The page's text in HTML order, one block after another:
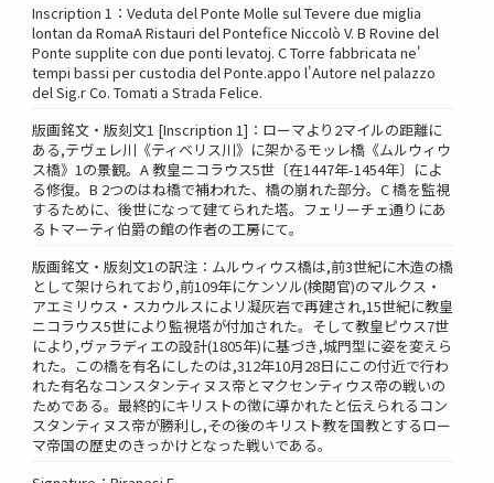
Inscription 1：Veduta del Ponte Molle sul Tevere due miglia
lontan da RomaA Ristauri del Pontefice Niccolò V. B Rovine del
Ponte supplite con due ponti levatoj. C Torre fabbricata ne'
tempi bassi per custodia del Ponte.appo l'Autore nel palazzo
del Sig.r Co. Tomati a Strada Felice.
版画銘文・版刻文1 [Inscription 1]：ローマより2マイルの距離に
ある,テヴェレ川《ティベリス川》に架かるモッレ橋《ムルウィウ
ス橋》1の景観。A 教皇ニコラウス5世〔在1447年-1454年〕によ
る修復。B 2つのはね橋で補われた、橋の崩れた部分。C 橋を監視
するために、後世になって建てられた塔。フェリーチェ通りにあ
るトマーティ伯爵の館の作者の工房にて。
版画銘文・版刻文1の訳注：ムルウィウス橋は,前3世紀に木造の橋
として架けられており,前109年にケンソル(検閲官)のマルクス・
アエミリウス・スカウルスによリ凝灰岩で再建され,15世紀に教皇
ニコラウス5世により監視塔が付加された。そして教皇ピウス7世
により,ヴァラディエの設計(1805年)に基づき,城門型に姿を変えら
れた。この橋を有名にしたのは,312年10月28日にこの付近で行わ
れた有名なコンスタンティヌス帝とマクセンティウス帝の戦いの
ためである。最終的にキリストの徴に導かれたと伝えられるコン
スタンティヌス帝が勝利し,その後のキリスト教を国教とするロー
マ帝国の歴史のきっかけとなった戦いである。